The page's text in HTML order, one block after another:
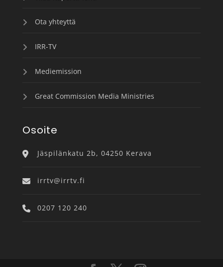
Ota yhteyttä
IRR-TV
Mediemission
Great Commission Media Ministries
Osoite
Jäspilänkatu 2b, 04250 Kerava
irrtv@irrtv.fi
0207 120 240